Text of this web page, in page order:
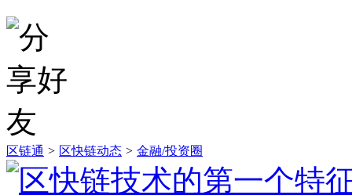
区链通 > 区快链动态 > 金融/投资圈